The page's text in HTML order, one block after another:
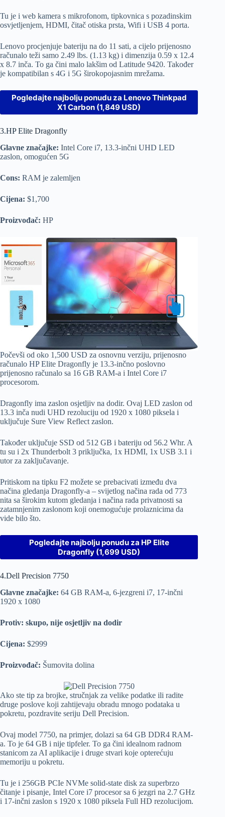
Tu je i web kamera s mikrofonom, tipkovnica s pozadinskim
osvjetljenjem, HDMI, čitač otiska prsta, Wifi i USB 4 porta.
Lenovo procjenjuje bateriju na do 11 sati, a cijelo prijenosno
računalo teži samo 2.49 lbs. (1.13 kg) i dimenzija 0.59 x 12.4
x 8.7 inča. To ga čini malo lakšim od Latitude 9420. Također
je kompatibilan s 4G i 5G širokopojasnim mrežama.
Pogledajte najbolju ponudu za Lenovo Thinkpad
X1 Carbon (1,849 USD)
3.HP Elite Dragonfly
Glavne značajke: Intel Core i7, 13.3-inčni UHD LED
zaslon, omogućen 5G
Cons: RAM je zalemljen
Cijena: $1,700
Proizvođač: HP
Počevši od oko 1,500 USD za osnovnu verziju, prijenosno
računalo HP Elite Dragonfly je 13.3-inčno poslovno
prijenosno računalo sa 16 GB RAM-a i Intel Core i7
procesorom.
Dragonfly ima zaslon osjetljiv na dodir. Ovaj LED zaslon od
13.3 inča nudi UHD rezoluciju od 1920 x 1080 piksela i
uključuje Sure View Reflect zaslon.
Također uključuje SSD od 512 GB i bateriju od 56.2 Whr. A
tu su i 2x Thunderbolt 3 priključka, 1x HDMI, 1x USB 3.1 i
utor za zaključavanje.
Pritiskom na tipku F2 možete se prebacivati ​​između dva
načina gledanja Dragonfly-a – svijetlog načina rada od 773
nita sa širokim kutom gledanja i načina rada privatnosti sa
zatamnjenim zaslonom koji onemogućuje prolaznicima da
vide bilo što.
Pogledajte najbolju ponudu za HP Elite
Dragonfly (1,699 USD)
4.Dell Precision 7750
Glavne značajke: 64 GB RAM-a, 6-jezgreni i7, 17-inčni
1920 x 1080
Protiv: skupo, nije osjetljiv na dodir
Cijena: $2999
Proizvođač: Šumovita dolina
Ako ste tip za brojke, stručnjak za velike podatke ili radite
druge poslove koji zahtijevaju obradu mnogo podataka u
pokretu, pozdravite seriju Dell Precision.
Ovaj model 7750, na primjer, dolazi sa 64 GB DDR4 RAM-
a. To je 64 GB i nije tipfeler. To ga čini idealnom radnom
stanicom za AI aplikacije i druge stvari koje opterećuju
memoriju u pokretu.
Tu je i 256GB PCIe NVMe solid-state disk za superbrzo
čitanje i pisanje, Intel Core i7 procesor sa 6 jezgri na 2.7 GHz
i 17-inčni zaslon s 1920 x 1080 piksela Full HD rezolucijom.